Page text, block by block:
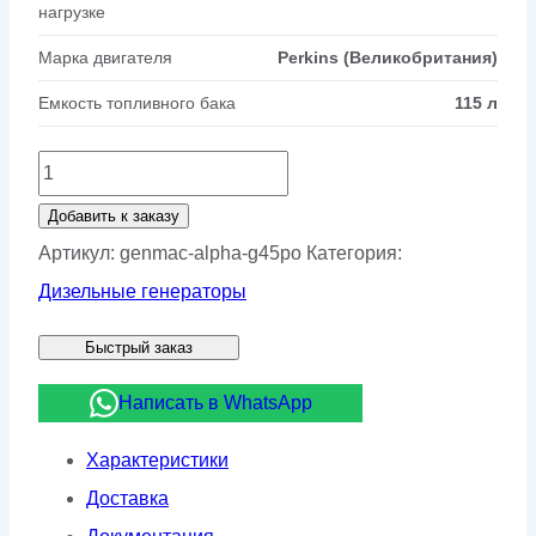
нагрузке
Марка двигателя Perkins (Великобритания)
Емкость топливного бака 115 л
Количество
товара
Дизельный
генератор
ALPHA
G45PO
Добавить к заказу
Артикул: genmac-alpha-g45po Категория:
Дизельные генераторы
Быстрый заказ
Написать в WhatsApp
Характеристики
Доставка